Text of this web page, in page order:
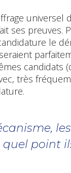
ses preuves.
le
candidats
très
point